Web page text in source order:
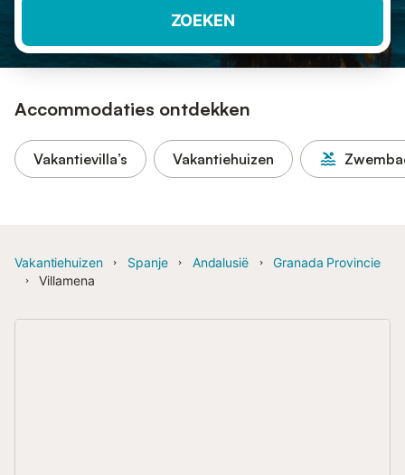
ZOEKEN
Accommodaties ontdekken
Vakantievilla’s Vakantiehuizen
Vakantiehuizen Spanje Andalusië
Granada Provincie
Villamena